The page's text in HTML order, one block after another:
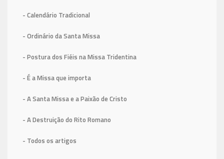
- Calendário Tradicional
- Ordinário da Santa Missa
- Postura dos Fiéis na Missa Tridentina
- É a Missa que importa
- A Santa Missa e a Paixão de Cristo
- A Destruição do Rito Romano
- Todos os artigos